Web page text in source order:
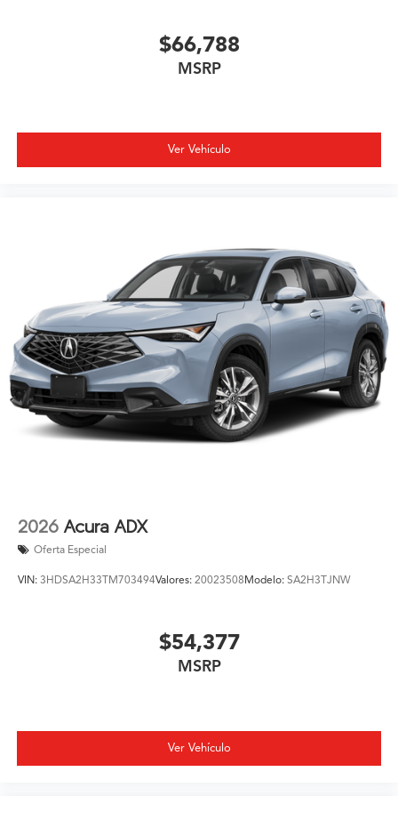
$66,788
MSRP
Ver Vehículo
2026 Acura ADX
Oferta Especial
VIN: 3HDSA2H33TM703494Valores: 20023508Modelo: SA2H3TJNW
$54,377
MSRP
Ver Vehículo